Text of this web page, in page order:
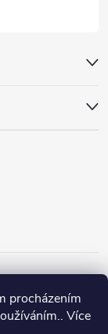
procházením
Více